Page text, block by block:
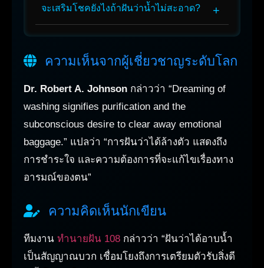
จะเสริมโชคยังไงถ้าฝันว่าน้ำไม่สะอาด?
ความเห็นจากผู้เชี่ยวชาญระดับโลก
Dr. Robert A. Johnson กล่าวว่า “Dreaming of
washing signifies purification and the
subconscious desire to clear away emotional
baggage.” แปลว่า “การฝันว่าได้ล้างตัว แสดงถึง
การชำระใจ และความต้องการที่จะแก้ไขเรื่องทาง
อารมณ์ของตน”
ความคิดเห็นนักเขียน
ทีมงาน ทำนายฝัน 108 กล่าวว่า “ฝันว่าได้อาบน้ำ
เป็นสัญญาณบวก เชื่อมโยงถึงการเตรียมตัวรับสิ่งดี